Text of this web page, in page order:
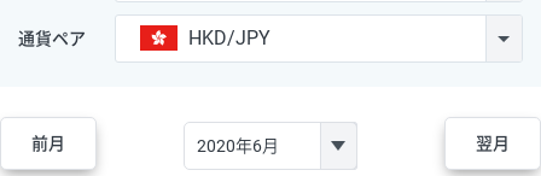
通貨ペア HKD/JPY
前月 翌月